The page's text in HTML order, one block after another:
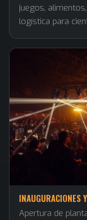
juegos,
logística para
INAUGURACIONES
Apertura de